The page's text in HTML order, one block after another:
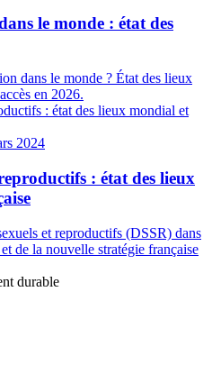
le monde : état des
dans le monde ? État des lieux
en 2026.
2024
: état des lieux
et reproductifs (DSSR) dans
de la nouvelle stratégie française